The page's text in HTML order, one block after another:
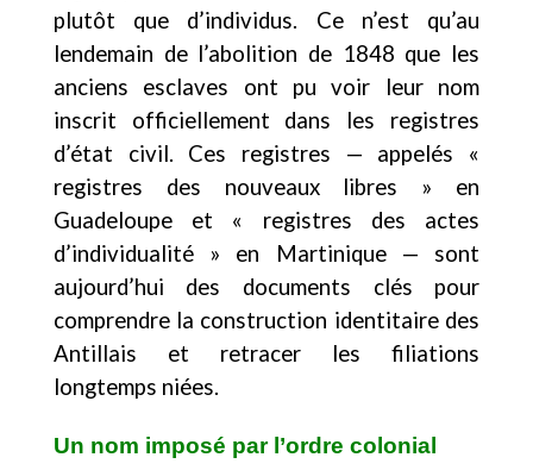
plutôt que d’individus. Ce n’est qu’au
lendemain de l’abolition de 1848 que les
anciens esclaves ont pu voir leur nom
inscrit officiellement dans les registres
d’état civil. Ces registres — appelés «
registres des nouveaux libres » en
Guadeloupe et « registres des actes
d’individualité » en Martinique — sont
aujourd’hui des documents clés pour
comprendre la construction identitaire des
Antillais et retracer les filiations
longtemps niées.
Un nom imposé par l’ordre colonial